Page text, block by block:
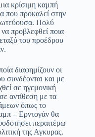
κρίσιμη καμπή
που προκαλεί στην
Πολύ
προβλεφθεί ποια
του προέδρου
διαφημίζουν οι
συνδέονται και με
σε ηγεμονική
αντίθεση με τα
όπως το
– Ερντογάν θα
περαιτέρω
της Αγκυρας.